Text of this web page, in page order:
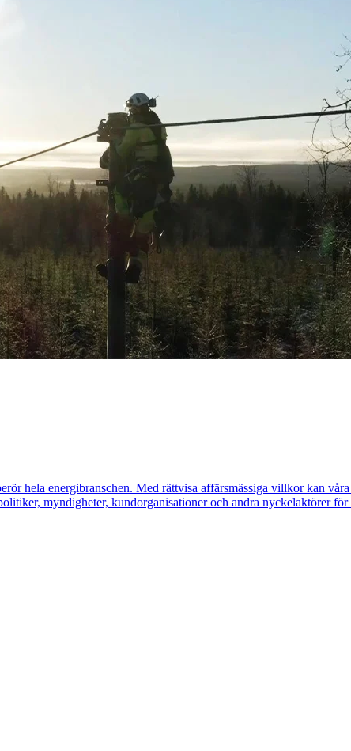
hela energibranschen. Med rättvisa affärsmässiga villkor kan
myndigheter, kundorganisationer och andra nyckelaktörer